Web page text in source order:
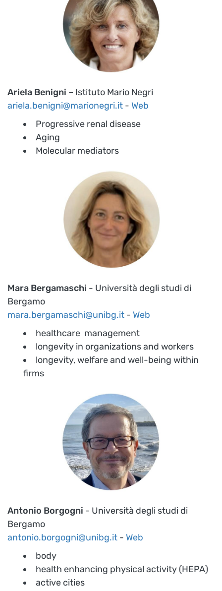
Ariela Benigni – Istituto Mario Negri
ariela.benigni@marionegri.it - Web
Progressive renal disease
Aging
Molecular mediators
Mara Bergamaschi - Università degli studi di
Bergamo
mara.bergamaschi@unibg.it - Web
healthcare management
longevity in organizations and workers
longevity, welfare and well-being within
firms
Antonio Borgogni - Università degli studi di
Bergamo
antonio.borgogni@unibg.it - Web
body
health enhancing physical activity (HEPA)
active cities